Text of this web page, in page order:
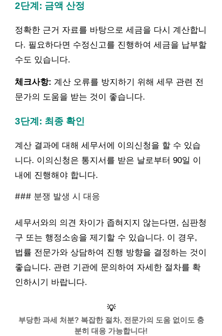
2단계: 금액 산정
정확한 근거 자료를 바탕으로 세금을 다시 계산합니
다. 필요하다면 수정신고를 진행하여 세금을 납부할
수도 있습니다.
체크사항: 계산 오류를 방지하기 위해 세무 관련 전
문가의 도움을 받는 것이 좋습니다.
3단계: 최종 확인
계산 결과에 대해 세무서에 이의신청을 할 수 있습
니다. 이의신청은 통지서를 받은 날로부터 90일 이
내에 진행해야 합니다.
### 분쟁 발생 시 대응
세무서와의 의견 차이가 좁혀지지 않는다면, 심판청
구 또는 행정소송을 제기할 수 있습니다. 이 경우,
법률 전문가와 상담하여 진행 방향을 결정하는 것이
좋습니다. 관련 기관에 문의하여 자세한 절차를 확
인하시기 바랍니다.
💡
부당한 과세 처분? 복잡한 절차, 전문가의 도움 없이도 충
분히 대응 가능합니다!